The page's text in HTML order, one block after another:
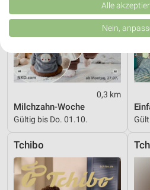
0,3 km
Milchzahn-Woche
Gültig bis Do. 01.10.
Tchibo
Verbesserung der Angebote. Verwendung
von Inhalten.
Daten können außerhalb der Europäischen
USA gesendet werden.
Website/App.
Partnerliste anzeigen (1 IAB-
IAB-Verarbeitungszwecke:
Speichern von oder Zugriff auf
Werbeanzeigen
Alle
Nein,